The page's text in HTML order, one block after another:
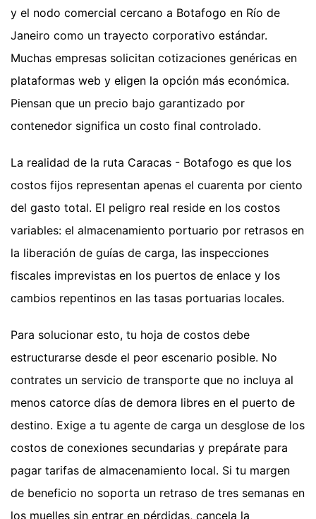
y el nodo comercial cercano a Botafogo en Río de
Janeiro como un trayecto corporativo estándar.
Muchas empresas solicitan cotizaciones genéricas en
plataformas web y eligen la opción más económica.
Piensan que un precio bajo garantizado por
contenedor significa un costo final controlado.
La realidad de la ruta Caracas - Botafogo es que los
costos fijos representan apenas el cuarenta por ciento
del gasto total. El peligro real reside en los costos
variables: el almacenamiento portuario por retrasos en
la liberación de guías de carga, las inspecciones
fiscales imprevistas en los puertos de enlace y los
cambios repentinos en las tasas portuarias locales.
Para solucionar esto, tu hoja de costos debe
estructurarse desde el peor escenario posible. No
contrates un servicio de transporte que no incluya al
menos catorce días de demora libres en el puerto de
destino. Exige a tu agente de carga un desglose de los
costos de conexiones secundarias y prepárate para
pagar tarifas de almacenamiento local. Si tu margen
de beneficio no soporta un retraso de tres semanas en
los muelles sin entrar en pérdidas, cancela la